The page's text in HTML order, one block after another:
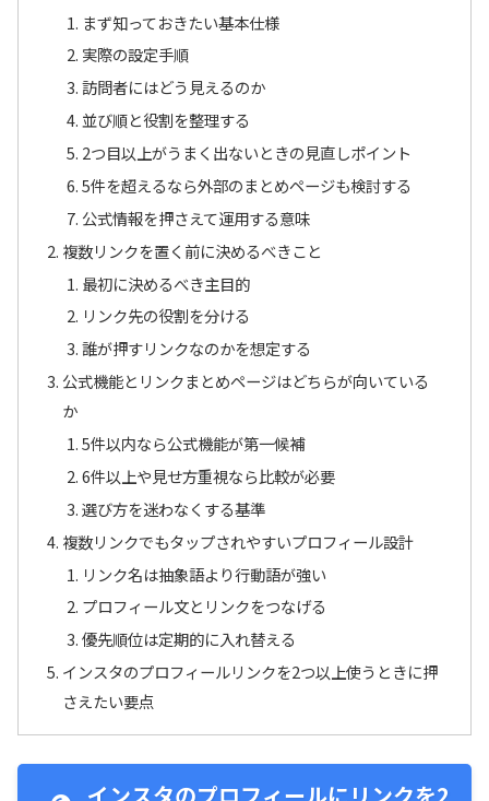
まず知っておきたい基本仕様
実際の設定手順
訪問者にはどう見えるのか
並び順と役割を整理する
2つ目以上がうまく出ないときの見直しポイント
5件を超えるなら外部のまとめページも検討する
公式情報を押さえて運用する意味
複数リンクを置く前に決めるべきこと
最初に決めるべき主目的
リンク先の役割を分ける
誰が押すリンクなのかを想定する
公式機能とリンクまとめページはどちらが向いている
か
5件以内なら公式機能が第一候補
6件以上や見せ方重視なら比較が必要
選び方を迷わなくする基準
複数リンクでもタップされやすいプロフィール設計
リンク名は抽象語より行動語が強い
プロフィール文とリンクをつなげる
優先順位は定期的に入れ替える
インスタのプロフィールリンクを2つ以上使うときに押
さえたい要点